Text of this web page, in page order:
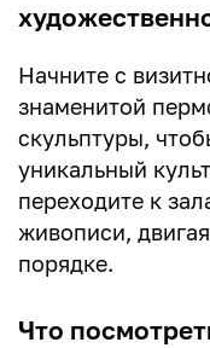
Начните с
знаменитой
скульптуры,
уникальный
переходите к
живописи,
порядке.
Что